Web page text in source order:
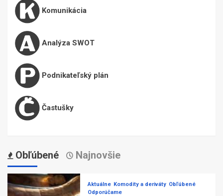
Komunikácia
Analýza SWOT
Podnikateľský plán
Častušky
Obľúbené Najnovšie
Aktuálne Komodity a deriváty Obľúbené
Odporúčame